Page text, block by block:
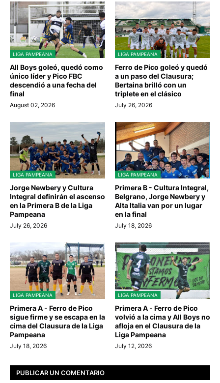
LIGA PAMPEANA
All Boys goleó, quedó como
único líder y Pico FBC
descendió a una fecha del
final
August 02, 2026
LIGA PAMPEANA
Ferro de Pico goleó y quedó
a un paso del Clausura;
Bertaina brilló con un
triplete en el clásico
July 26, 2026
LIGA PAMPEANA
Jorge Newbery y Cultura
Integral definirán el ascenso
en la Primera B de la Liga
Pampeana
July 26, 2026
LIGA PAMPEANA
Primera B - Cultura Integral,
Belgrano, Jorge Newbery y
Alta Italia van por un lugar
en la final
July 18, 2026
LIGA PAMPEANA
Primera A - Ferro de Pico
sigue firme y se escapa en la
cima del Clausura de la Liga
Pampeana
July 18, 2026
LIGA PAMPEANA
Primera A - Ferro de Pico
volvió a la cima y All Boys no
afloja en el Clausura de la
Liga Pampeana
July 12, 2026
PUBLICAR UN COMENTARIO